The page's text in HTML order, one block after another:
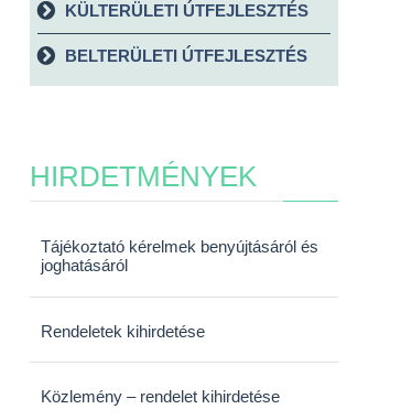
KÜLTERÜLETI ÚTFEJLESZTÉS
BELTERÜLETI ÚTFEJLESZTÉS
HIRDETMÉNYEK
Tájékoztató kérelmek benyújtásáról és
joghatásáról
Rendeletek kihirdetése
Közlemény – rendelet kihirdetése